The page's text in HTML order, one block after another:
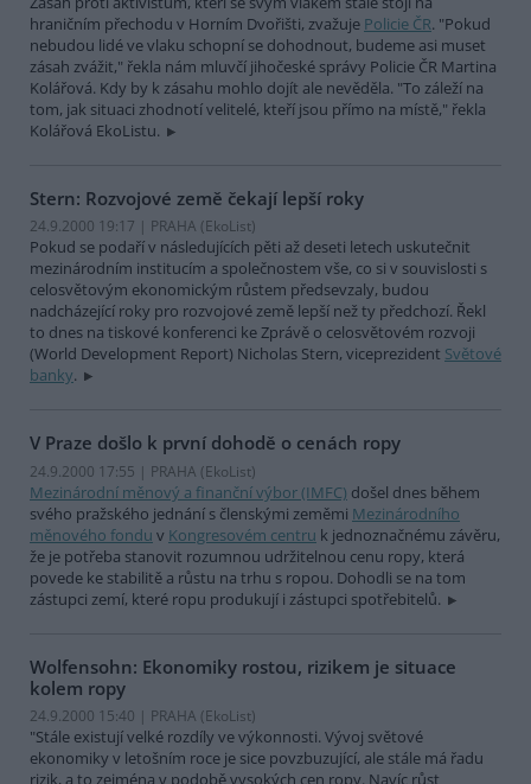
hraničním přechodu v Horním Dvořišti, zvažuje Policie ČR. "Pokud
nebudou lidé ve vlaku schopní se dohodnout, budeme asi muset
zásah zvážit," řekla nám mluvčí jihočeské správy Policie ČR Martina
Kolářová. Kdy by k zásahu mohlo dojít ale nevěděla. "To záleží na
tom, jak situaci zhodnotí velitelé, kteří jsou přímo na místě," řekla
Kolářová EkoListu.
Stern: Rozvojové země čekají lepší roky
24.9.2000 19:17 | PRAHA (EkoList)
Pokud se podaří v následujících pěti až deseti letech uskutečnit
mezinárodním institucím a společnostem vše, co si v souvislosti s
celosvětovým ekonomickým růstem předsevzaly, budou
nadcházející roky pro rozvojové země lepší než ty předchozí. Řekl
to dnes na tiskové konferenci ke Zprávě o celosvětovém rozvoji
(World Development Report) Nicholas Stern, viceprezident Světové
banky.
V Praze došlo k první dohodě o cenách ropy
24.9.2000 17:55 | PRAHA (EkoList)
Mezinárodní měnový a finanční výbor (IMFC) došel dnes během
svého pražského jednání s členskými zeměmi Mezinárodního
měnového fondu v Kongresovém centru k jednoznačnému závěru,
že je potřeba stanovit rozumnou udržitelnou cenu ropy, která
povede ke stabilitě a růstu na trhu s ropou. Dohodli se na tom
zástupci zemí, které ropu produkují i zástupci spotřebitelů.
Wolfensohn: Ekonomiky rostou, rizikem je situace
kolem ropy
24.9.2000 15:40 | PRAHA (EkoList)
"Stále existují velké rozdíly ve výkonnosti. Vývoj světové
ekonomiky v letošním roce je sice povzbuzující, ale stále má řadu
rizik, a to zejména v podobě vysokých cen ropy. Navíc růst